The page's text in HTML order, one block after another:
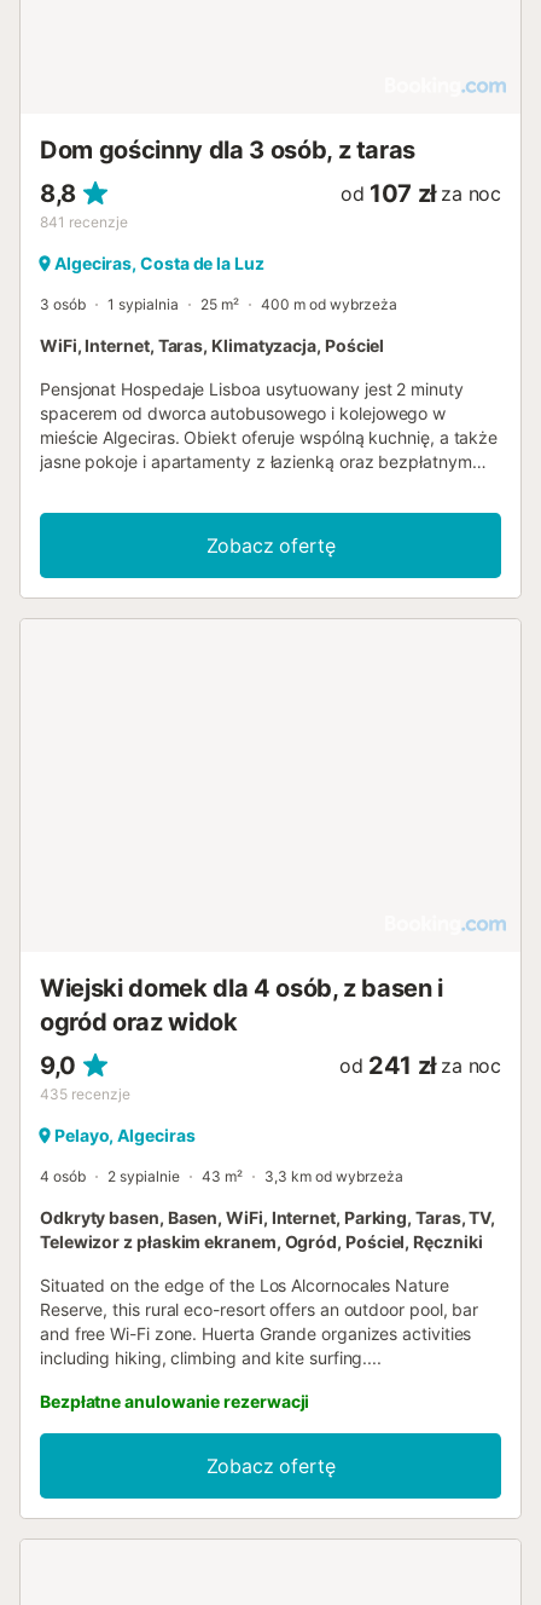
Dom gościnny dla 3 osób, z taras
8,8
841 recenzje
od 107 zł za noc
Algeciras, Costa de la Luz
3 osób 1 sypialnia 25 m² 400 m od wybrzeża
WiFi, Internet, Taras, Klimatyzacja, Pościel
Pensjonat Hospedaje Lisboa usytuowany jest 2 minuty
spacerem od dworca autobusowego i kolejowego w
mieście Algeciras. Obiekt oferuje wspólną kuchnię, a także
jasne pokoje i apartamenty z łazienką oraz bezpłatnym
wcześniejsze poinformowanie obiektu Hospedaje Lisboa
Algeciras o planowanej godzinie przyjazdu. Aby to zrobić,
możesz wpisać treść prośby w miejscu na życzenia
specjalne lub skontaktować się bezpośrednio z obiektem,
Zobacz ofertę
Wiejski domek dla 4 osób, z basen i
ogród oraz widok
9,0
435 recenzje
od 241 zł za noc
Pelayo, Algeciras
4 osób 2 sypialnie 43 m² 3,3 km od wybrzeża
Odkryty basen, Basen, WiFi, Internet, Parking, Taras, TV,
Telewizor z płaskim ekranem, Ogród, Pościel, Ręczniki
Situated on the edge of the Los Alcornocales Nature
Reserve, this rural eco-resort offers an outdoor pool, bar
and free Wi-Fi zone. Huerta Grande organizes activities
including hiking, climbing and kite surfing....
Bezpłatne anulowanie rezerwacji
Zobacz ofertę